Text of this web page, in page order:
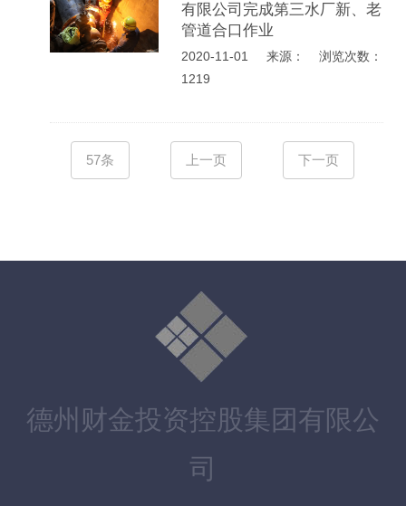
有限公司完成第三水厂新、老
管道合口作业
2020-11-01
来源： 浏览次数：
1219
57条 上一页 下一页
德州财金投资控股集团有限公
司